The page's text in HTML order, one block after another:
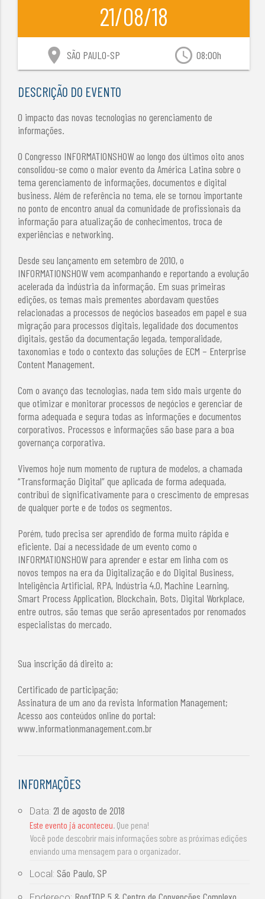
21/08/18
access_time 08:00h
location_on SÃO PAULO-SP
DESCRIÇÃO DO EVENTO
O impacto das novas tecnologias no gerenciamento de
informações.
O Congresso INFORMATIONSHOW ao longo dos últimos oito anos
consolidou-se como o maior evento da América Latina sobre o
tema gerenciamento de informações, documentos e digital
business. Além de referência no tema, ele se tornou importante
no ponto de encontro anual da comunidade de profissionais da
informação para atualização de conhecimentos, troca de
experiências e networking.
Desde seu lançamento em setembro de 2010, o
INFORMATIONSHOW vem acompanhando e reportando a evolução
acelerada da indústria da informação. Em suas primeiras
edições, os temas mais prementes abordavam questões
relacionadas a processos de negócios baseados em papel e sua
migração para processos digitais, legalidade dos documentos
digitais, gestão da documentação legada, temporalidade,
taxonomias e todo o contexto das soluções de ECM – Enterprise
Content Management.
Com o avanço das tecnologias, nada tem sido mais urgente do
que otimizar e monitorar processos de negócios e gerenciar de
forma adequada e segura todas as informações e documentos
corporativos. Processos e informações são base para a boa
governança corporativa.
Vivemos hoje num momento de ruptura de modelos, a chamada
“Transformação Digital” que aplicada de forma adequada,
contribui de significativamente para o crescimento de empresas
de qualquer porte e de todos os segmentos.
Porém, tudo precisa ser aprendido de forma muito rápida e
eficiente. Daí a necessidade de um evento como o
INFORMATIONSHOW para aprender e estar em linha com os
novos tempos na era da Digitalização e do Digital Business,
Inteligência Artificial, RPA, Indústria 4.0, Machine Learning,
Smart Process Application, Blockchain, Bots, Digital Workplace,
entre outros, são temas que serão apresentados por renomados
especialistas do mercado.
Sua inscrição dá direito a:
Certificado de participação;
Assinatura de um ano da revista Information Management;
Acesso aos conteúdos online do portal:
www.informationmanagement.com.br
INFORMAÇÕES
Data:21 de agosto de 2018
Este evento já aconteceu. Que pena!
Você pode descobrir mais informações sobre as próximas edições
enviando uma mensagem para o organizador.
Local: São Paulo, SP